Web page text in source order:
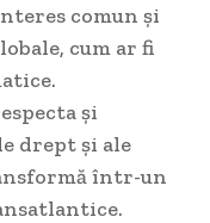
comun și
cum ar fi
și
drept și ale
într-un